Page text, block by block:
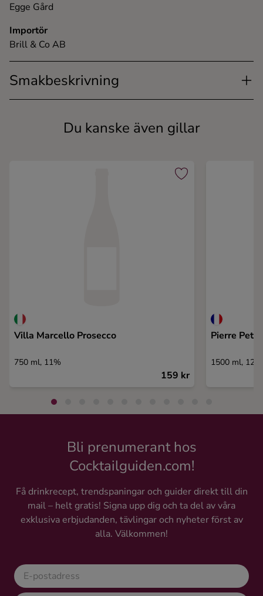
Egge Gård
Importör
Brill & Co AB
Smakbeskrivning
Du kanske även gillar
Villa Marcello Prosecco
750 ml, 11%
159 kr
Pierre
1500 ml, 12%
Bli prenumerant hos
Cocktailguiden.com!
Få drinkrecept, trendspaningar och guider direkt till din
mail – helt gratis! Signa upp dig och ta del av våra
exklusiva erbjudanden, tävlingar och nyheter först av
alla. Välkommen!